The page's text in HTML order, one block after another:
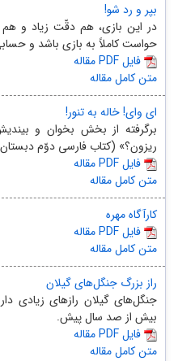
بپر و رد شو!
در این بازی، هم دقّت زیاد و
حواست کاملاً به بازی باشد و
مقاله PDF فایل
متن کامل مقاله
ای وای! خاله به تنور!
برگرفته از بخش بخوان و
ریزون؟» (کتاب فارسی دوّم
مقاله PDF فایل
متن کامل مقاله
کارآگاه مهره
مقاله PDF فایل
متن کامل مقاله
راز بزرگ جنگل‌های گیلان
جنگل‌های گیلان رازهای زیادی
بیش از صد سال پیش.
مقاله PDF فایل
متن کامل مقاله